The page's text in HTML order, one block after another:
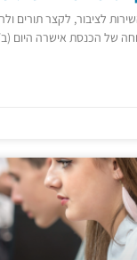
לציבור, לקצר תורים
של הכנסת אישרה היום